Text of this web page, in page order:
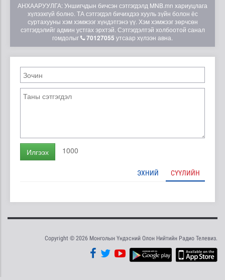
АНХААРУУЛГА: Уншигчдын бичсэн сэтгэгдэлд MNB.mn хариуцлага
хүлээхгүй болно. ТА сэтгэгдэл бичихдээ хууль зүйн болон ёс
суртахууны хэм хэмжээг хүндэтгэнэ үү. Хэм хэмжээг зөрчсөн
сэтгэгдэлийг админ устгах эрхтэй. Сэтгэгдэлтэй холбоотой санал
гомдолыг
70127055 утсаар хүлээн авна.
Илгээх 1000
ЭХНИЙ СҮҮЛИЙН
Copyright © 2026 Монголын Үндэсний Олон Нийтийн Радио Телевиз.